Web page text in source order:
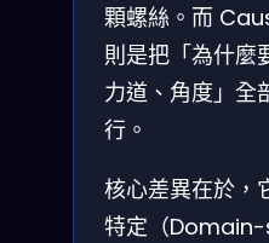
顆螺絲。而
則是把「為什麼
力道、角度」全
行。
核心差異在於，
特定（